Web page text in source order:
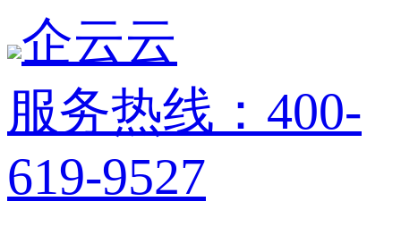
企云云
服务热线：400-
619-9527